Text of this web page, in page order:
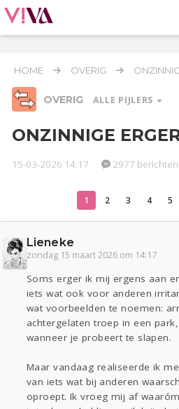
HOME OVERIG
OVERIG ALLE PIJLERS
Relaties Werk & Studie
Actueel
Kinderen
Digi
Zwanger
Psyche
Sport
Contact
Lezen
ONZINNIGE
15-03-2026 14:17 2977 berichten
1 2 3 4 5
Lieneke
zondag 15 maart 2026 om 14:17
Soms erger ik mij ergens aan
iets wat ook voor anderen
wat voorbeelden te noemen:
achtergelaten troep in een
wanneer je probeert te slapen.
Maar vandaag realiseerde ik
van iets wat bij anderen
oproept. Ik vroeg mij af